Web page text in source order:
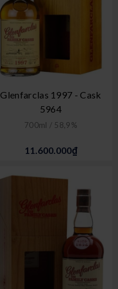
Glenfarclas 1997 - Cask
5964
700ml / 58,9%
11.600.000₫